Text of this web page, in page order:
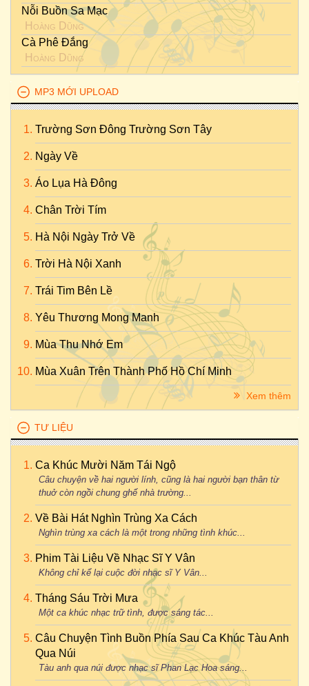
Nỗi Buồn Sa Mạc
Hoàng Dũng
Cà Phê Đắng
Hoàng Dũng
MP3 MỚI UPLOAD
Trường Sơn Đông Trường Sơn Tây
Ngày Về
Áo Lụa Hà Đông
Chân Trời Tím
Hà Nội Ngày Trở Về
Trời Hà Nội Xanh
Trái Tim Bên Lề
Yêu Thương Mong Manh
Mùa Thu Nhớ Em
Mùa Xuân Trên Thành Phố Hồ Chí Minh
Xem thêm
TƯ LIỆU
Ca Khúc Mười Năm Tái Ngộ
Câu chuyện về hai người lính, cũng là hai người bạn thân từ
thuở còn ngồi chung ghế nhà trường...
Về Bài Hát Nghìn Trùng Xa Cách
Nghìn trùng xa cách là một trong những tình khúc...
Phim Tài Liệu Về Nhạc Sĩ Y Vân
Không chỉ kể lại cuộc đời nhạc sĩ Y Vân...
Tháng Sáu Trời Mưa
Một ca khúc nhạc trữ tình, được sáng tác...
Câu Chuyện Tình Buồn Phía Sau Ca Khúc Tàu Anh
Qua Núi
Tàu anh qua núi được nhạc sĩ Phan Lạc Hoa sáng...